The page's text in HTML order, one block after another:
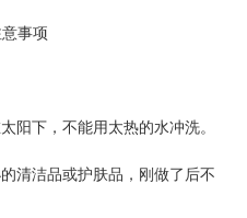
事项
下，不能用太热的水冲洗。
洁品或护肤品，刚做了后不